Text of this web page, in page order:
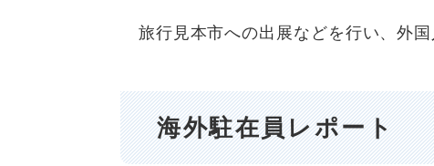
旅行見本市への出展などを行い、外
海外駐在員レポート